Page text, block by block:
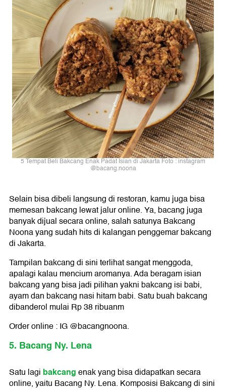
5 Tempat Beli Bakcang Enak Padat Isian di Jakarta Foto : instagram
@bacang.noona
Selain bisa dibeli langsung di restoran, kamu juga bisa
memesan bakcang lewat jalur online. Ya, bacang juga
banyak dijual secara online, salah satunya Bakcang
Noona yang sudah hits di kalangan penggemar bakcang
di Jakarta.
Tampilan bakcang di sini terlihat sangat menggoda,
apalagi kalau mencium aromanya. Ada beragam isian
bakcang yang bisa jadi pilihan yakni bakcang isi babi,
ayam dan bakcang nasi hitam babi. Satu buah bakcang
dibanderol mulai Rp 38 ribuanm
Order online : IG @bacangnoona.
5. Bacang Ny. Lena
Satu lagi bakcangenak yang bisa didapatkan secara
online, yaitu Bacang Ny. Lena. Komposisi Bakcang di sini